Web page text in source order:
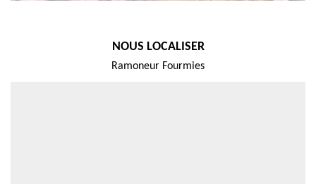
NOUS LOCALISER
Ramoneur Fourmies